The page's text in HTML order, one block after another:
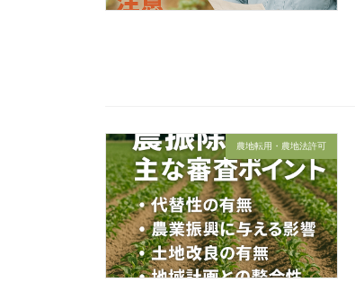
農地転用・農地法許可